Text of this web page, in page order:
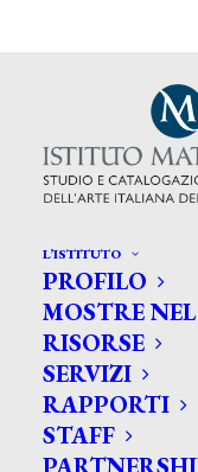
L’ISTITUTO
PROFILO
MOSTRE
RISORSE
SERVIZI
RAPPORTI
STAFF